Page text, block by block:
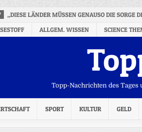
„DIESE LÄNDER MÜSSEN GENAUSO DIE SORGE
ALLGEM. WISSEN SCIENCE
Topp-Nachrichten des
SPORT KULTUR GELD